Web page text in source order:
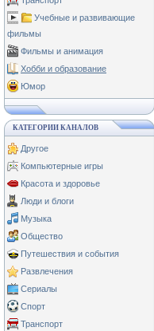
Учебные и развивающие
фильмы
Фильмы и анимация
Хобби и образование
Юмор
КАТЕГОРИИ КАНАЛОВ
Другое
Компьютерные игры
Красота и здоровье
Люди и блоги
Музыка
Общество
Путешествия и события
Развлечения
Сериалы
Спорт
Транспорт